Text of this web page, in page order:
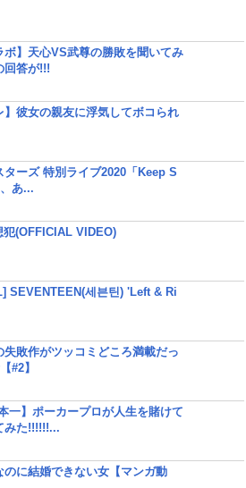
ボ】天心VS武尊の勝敗を聞いてみ
回答が!!!
】彼女の親友に浮気してボコられ
ターズ 特別ライブ2020「Keep S
あ...
犯(OFFICIAL VIDEO)
SEVENTEEN(세븐틴) 'Left & Ri
失敗作がツッコミどころ満載だっ
#2】
一】ポーカープロが人生を賭けて
みた!!!!!!...
のに結婚できない女【マンガ動